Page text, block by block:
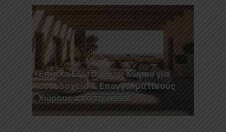
Έπιπλα Εξωτερικού Χώρου για
Ξενοδοχεία & Επαγγελματικούς
Χώρους από τη vestal